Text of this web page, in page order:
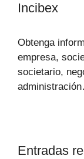
Incibex
Obtenga
empresa,
societario,
Entradas